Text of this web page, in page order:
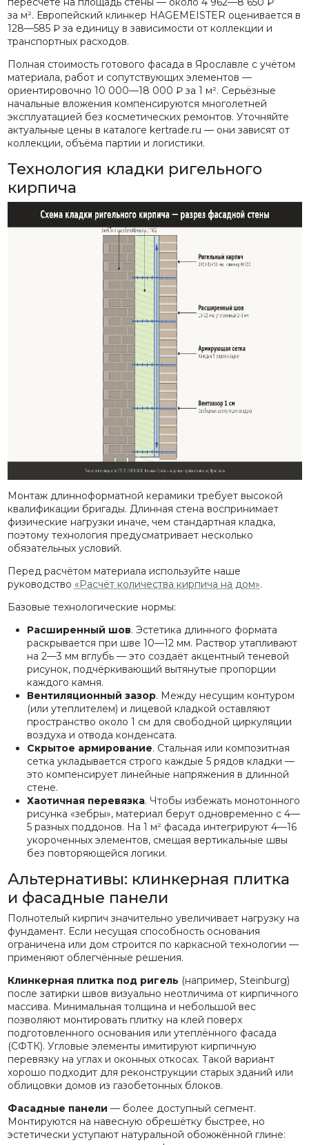
за м². Европейский клинкер HAGEMEISTER оценивается в
128—585 ₽ за единицу в зависимости от коллекции и
транспортных расходов.
Полная стоимость готового фасада в Ярославле с учётом
материала, работ и сопутствующих элементов —
ориентировочно 10 000—18 000 ₽ за 1 м². Серьёзные
начальные вложения компенсируются многолетней
эксплуатацией без косметических ремонтов. Уточняйте
актуальные цены в каталоге kertrade.ru — они зависят от
коллекции, объёма партии и логистики.
Технология кладки ригельного
кирпича
Монтаж длинноформатной керамики требует высокой
квалификации бригады. Длинная стена воспринимает
физические нагрузки иначе, чем стандартная кладка,
поэтому технология предусматривает несколько
обязательных условий.
Перед расчётом материала используйте наше
руководство «Расчёт количества кирпича на дом».
Базовые технологические нормы:
Расширенный шов. Эстетика длинного формата
раскрывается при шве 10—12 мм. Раствор утапливают
на 2—3 мм вглубь — это создаёт акцентный теневой
рисунок, подчёркивающий вытянутые пропорции
каждого камня.
Вентиляционный зазор. Между несущим контуром
(или утеплителем) и лицевой кладкой оставляют
пространство около 1 см для свободной циркуляции
воздуха и отвода конденсата.
Скрытое армирование. Стальная или композитная
сетка укладывается строго каждые 5 рядов кладки —
это компенсирует линейные напряжения в длинной
стене.
Хаотичная перевязка. Чтобы избежать монотонного
рисунка «зебры», материал берут одновременно с 4—
5 разных поддонов. На 1 м² фасада интегрируют 4—16
укороченных элементов, смещая вертикальные швы
без повторяющейся логики.
Альтернативы: клинкерная плитка
и фасадные панели
Полнотелый кирпич значительно увеличивает нагрузку на
фундамент. Если несущая способность основания
ограничена или дом строится по каркасной технологии —
применяют облегчённые решения.
Клинкерная плитка под ригель (например, Steinburg)
после затирки швов визуально неотличима от кирпичного
массива. Минимальная толщина и небольшой вес
позволяют монтировать плитку на клей поверх
подготовленного основания или утеплённого фасада
(СФТК). Угловые элементы имитируют кирпичную
перевязку на углах и оконных откосах. Такой вариант
хорошо подходит для реконструкции старых зданий или
облицовки домов из газобетонных блоков.
Фасадные панели — более доступный сегмент.
Монтируются на навесную обрешётку быстрее, но
эстетически уступают натуральной обожжённой глине: